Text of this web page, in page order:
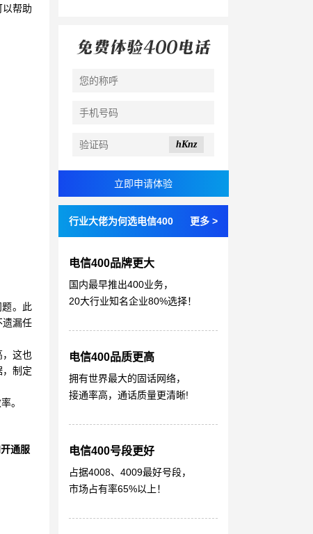
帮助
题。此
遗漏任
，这也
制定
。
通服
hKnz
行业大佬为何选电信400 更多 >
电信400品牌更大
国内最早推出400业务，
20大行业知名企业80%选择！
电信400品质更高
拥有世界最大的固话网络，
接通率高，通话质量更清晰!
电信400号段更好
占据4008、4009最好号段，
市场占有率65%以上！